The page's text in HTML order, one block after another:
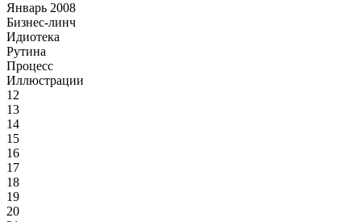
Январь 2008
Бизнес-линч
Идиотека
Рутина
Процесс
Иллюстрации
12
13
14
15
16
17
18
19
20